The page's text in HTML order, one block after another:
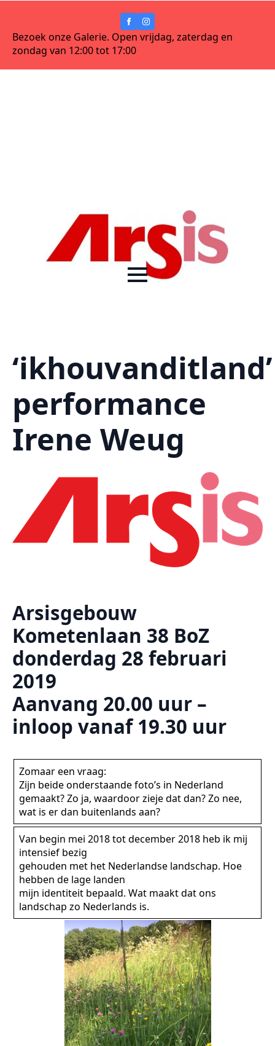
Bezoek onze Galerie. Open vrijdag, zaterdag en
zondag van 12:00 tot 17:00
‘ikhouvanditland’
performance
Irene Weug
Arsisgebouw
Kometenlaan 38 BoZ
donderdag 28 februari
2019
Aanvang 20.00 uur –
inloop vanaf 19.30 uur
Zomaar een vraag:
Zijn beide onderstaande foto’s in Nederland
gemaakt? Zo ja, waardoor zieje dat dan? Zo nee,
wat is er dan buitenlands aan?
Van begin mei 2018 tot december 2018 heb ik mij
intensief bezig
gehouden met het Nederlandse landschap. Hoe
hebben de lage landen
mijn identiteit bepaald. Wat maakt dat ons
landschap zo Nederlands is.